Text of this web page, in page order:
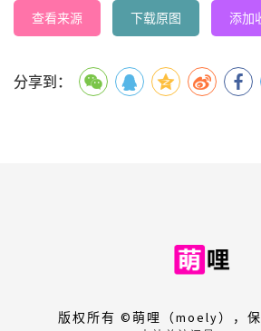
查看来源 下载原图 添加
分享到：
版权所有 ©萌哩（moely），保